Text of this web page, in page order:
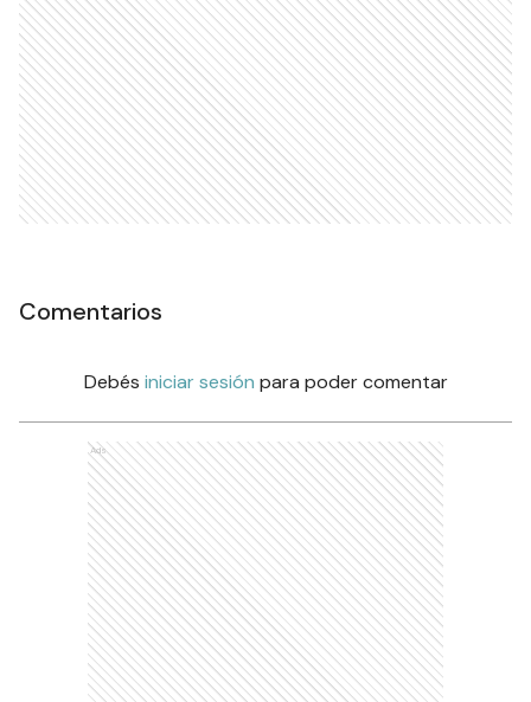
Comentarios
Debés iniciar sesión para poder comentar
Ads